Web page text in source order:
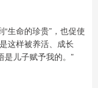
生命的珍贵”，也促使
这样被养活、成长
是儿子赋予我的。”